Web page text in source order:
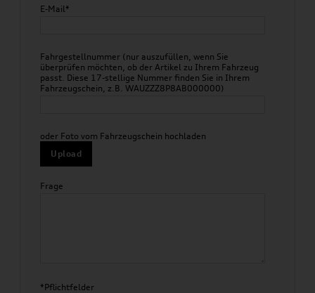
E-Mail*
Fahrgestellnummer (nur auszufüllen, wenn Sie
überprüfen möchten, ob der Artikel zu Ihrem Fahrzeug
passt. Diese 17-stellige Nummer finden Sie in Ihrem
Fahrzeugschein, z.B. WAUZZZ8P8AB000000)
oder Foto vom Fahrzeugschein hochladen
Upload
Frage
*Pflichtfelder